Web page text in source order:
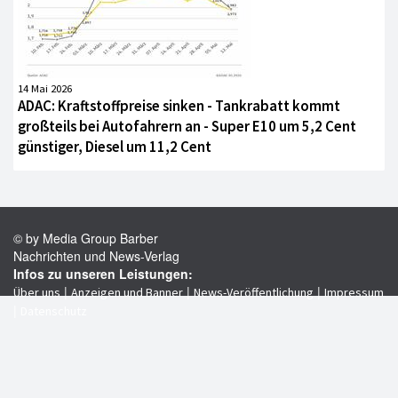
14 Mai 2026
ADAC: Kraftstoffpreise sinken - Tankrabatt kommt
großteils bei Autofahrern an - Super E10 um 5,2 Cent
günstiger, Diesel um 11,2 Cent
© by Media Group Barber
Nachrichten und News-Verlag
Infos zu unseren Leistungen:
Über uns|Anzeigen und Banner|News-Veröffentlichung|Impressum